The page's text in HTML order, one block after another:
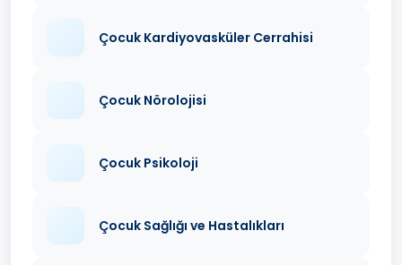
Çocuk Kardiyovasküler Cerrahisi
Çocuk Nörolojisi
Çocuk Psikoloji
Çocuk Sağlığı ve Hastalıkları